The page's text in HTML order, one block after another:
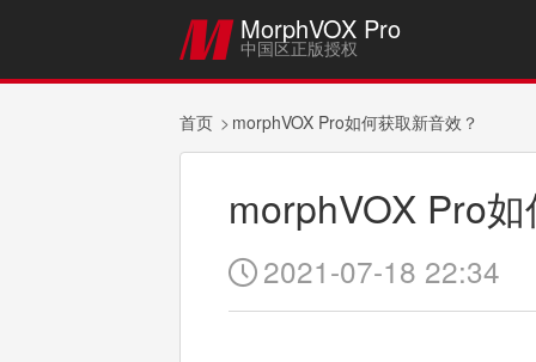
 MorphVOX Pro
中国区正版授权
首页 morphVOX Pro如何获取新音效？
morphVOX Pro
 2021-07-18 22:34